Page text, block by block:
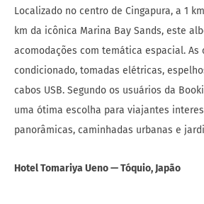
Localizado no centro de Cingapura, a 1
km da icônica Marina Bay Sands, este
acomodações com temática espacial.
condicionado, tomadas elétricas,
cabos USB. Segundo os usuários da
uma ótima escolha para viajantes
panorâmicas, caminhadas urbanas e
Hotel Tomariya Ueno — Tóquio, Japão